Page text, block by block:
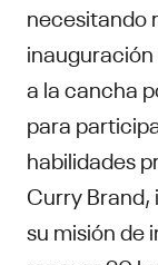
necesitando
inauguración
a la cancha
para
habilidades
Curry Brand,
su misión de